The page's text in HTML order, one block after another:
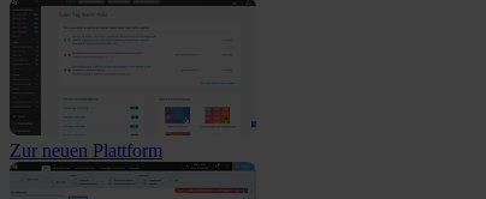
Zur neuen Plattform